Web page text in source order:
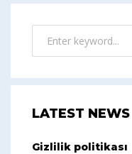
LATEST NEWS
Gizlilik politikası